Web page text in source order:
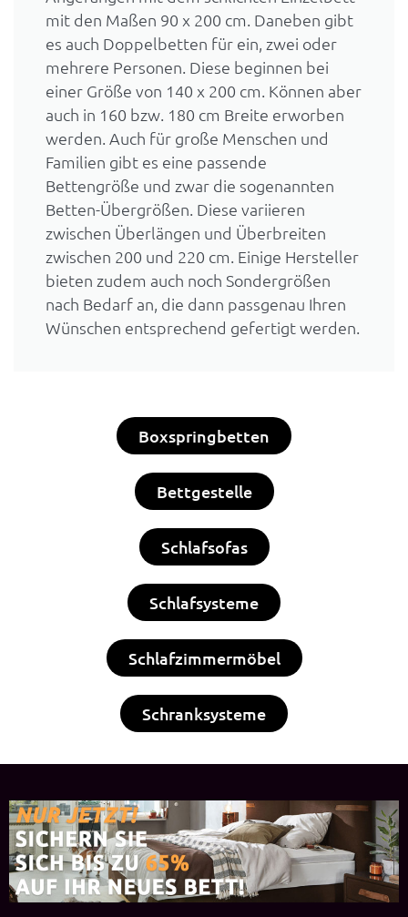
mit den Maßen 90 x 200 cm. Daneben gibt
es auch Doppelbetten für ein, zwei oder
mehrere Personen. Diese beginnen bei
einer Größe von 140 x 200 cm. Können aber
auch in 160 bzw. 180 cm Breite erworben
werden. Auch für große Menschen und
Familien gibt es eine passende
Bettengröße und zwar die sogenannten
Betten-Übergrößen. Diese variieren
zwischen Überlängen und Überbreiten
zwischen 200 und 220 cm. Einige Hersteller
bieten zudem auch noch Sondergrößen
nach Bedarf an, die dann passgenau Ihren
Wünschen entsprechend gefertigt werden.
Boxspringbetten
Bettgestelle
Schlafsofas
Schlafsysteme
Schlafzimmermöbel
Schranksysteme